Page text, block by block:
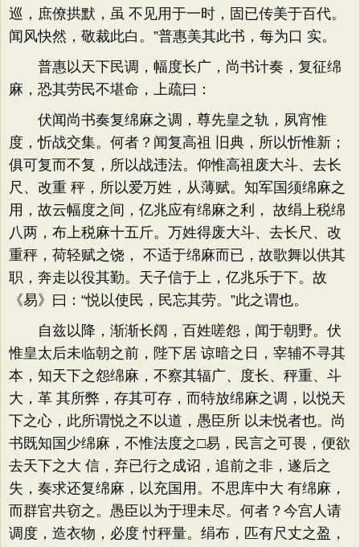
巡，庶僚拱默，虽 不见用于一时，固已传美于百代。
闻风快然，敬裁此白。”普惠美其此书，每为口 实。
普惠以天下民调，幅度长广，尚书计奏，复征绵
麻，恐其劳民不堪命，上疏曰：
伏闻尚书奏复绵麻之调，尊先皇之轨，夙宵惟
度，忻战交集。何者？闻复高祖 旧典，所以忻惟新；
俱可复而不复，所以战违法。仰惟高祖废大斗、去长
尺、改重 秤，所以爱万姓，从薄赋。知军国须绵麻之
用，故云幅度之间，亿兆应有绵麻之利， 故绢上税绵
八两，布上税麻十五斤。万姓得废大斗、去长尺、改
重秤，荷轻赋之饶， 不适于绵麻而已，故歌舞以供其
职，奔走以役其勤。天子信于上，亿兆乐于下。故
《易》曰：“悦以使民，民忘其劳。”此之谓也。
自兹以降，渐渐长阔，百姓嗟怨，闻于朝野。伏
惟皇太后未临朝之前，陛下居 谅暗之日，宰辅不寻其
本，知天下之怨绵麻，不察其辐广、度长、秤重、斗
大，革 其所弊，存其可存，而特放绵麻之调，以悦天
下之心，此所谓悦之不以道，愚臣所 以未悦者也。尚
书既知国少绵麻，不惟法度之□易，民言之可畏，便欲
去天下之大 信，弃已行之成诏，追前之非，遂后之
失，奏求还复绵麻，以充国用。不思库中大 有绵麻，
而群官共窃之。愚臣以为于理未尽。何者？今宫人请
调度，造衣物，必度 忖秤量。绢布，匹有尺丈之盈，